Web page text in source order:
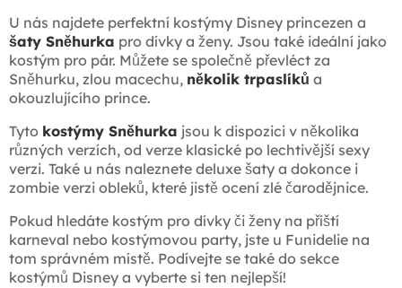
U nás najdete perfektní kostýmy Disney princezen a
šaty Sněhurka pro dívky a ženy. Jsou také ideální jako
kostým pro pár. Můžete se společně převléct za
Sněhurku, zlou macechu, několik trpaslíků a
okouzlujícího prince.
Tyto kostýmy Sněhurka jsou k dispozici v několika
různých verzích, od verze klasické po lechtivější sexy
verzi. Také u nás naleznete deluxe šaty a dokonce i
zombie verzi obleků, které jistě ocení zlé čarodějnice.
Pokud hledáte kostým pro dívky či ženy na příští
karneval nebo kostýmovou party, jste u Funidelie na
tom správném místě. Podívejte se také do sekce
kostýmů Disney a vyberte si ten nejlepší!